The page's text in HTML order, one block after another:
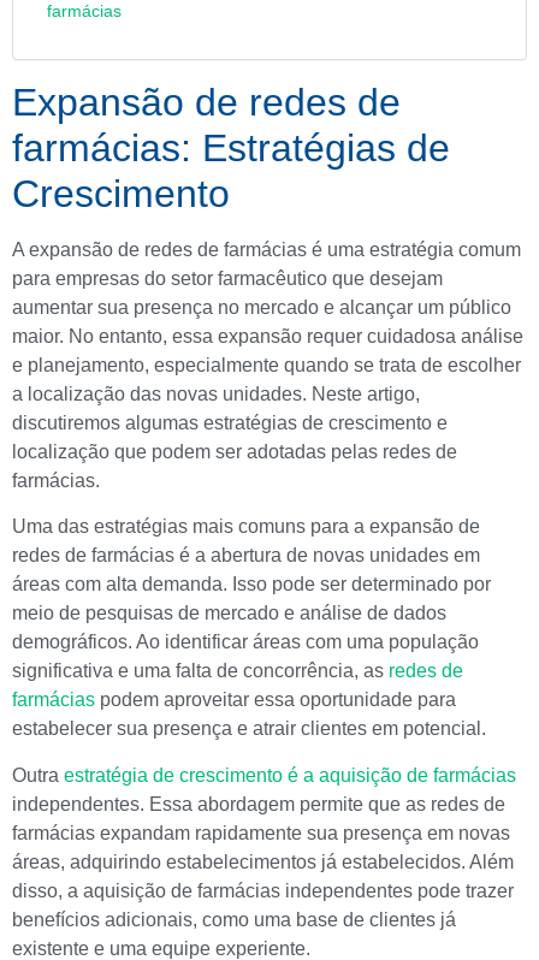
farmácias
Expansão de redes de
farmácias: Estratégias de
Crescimento
A expansão de redes de farmácias é uma estratégia comum
para empresas do setor farmacêutico que desejam
aumentar sua presença no mercado e alcançar um público
maior. No entanto, essa expansão requer cuidadosa análise
e planejamento, especialmente quando se trata de escolher
a localização das novas unidades. Neste artigo,
discutiremos algumas estratégias de crescimento e
localização que podem ser adotadas pelas redes de
farmácias.
Uma das estratégias mais comuns para a expansão de
redes de farmácias é a abertura de novas unidades em
áreas com alta demanda. Isso pode ser determinado por
meio de pesquisas de mercado e análise de dados
demográficos. Ao identificar áreas com uma população
significativa e uma falta de concorrência, as redes de
farmácias podem aproveitar essa oportunidade para
estabelecer sua presença e atrair clientes em potencial.
Outra estratégia de crescimento é a aquisição de farmácias
independentes. Essa abordagem permite que as redes de
farmácias expandam rapidamente sua presença em novas
áreas, adquirindo estabelecimentos já estabelecidos. Além
disso, a aquisição de farmácias independentes pode trazer
benefícios adicionais, como uma base de clientes já
existente e uma equipe experiente.